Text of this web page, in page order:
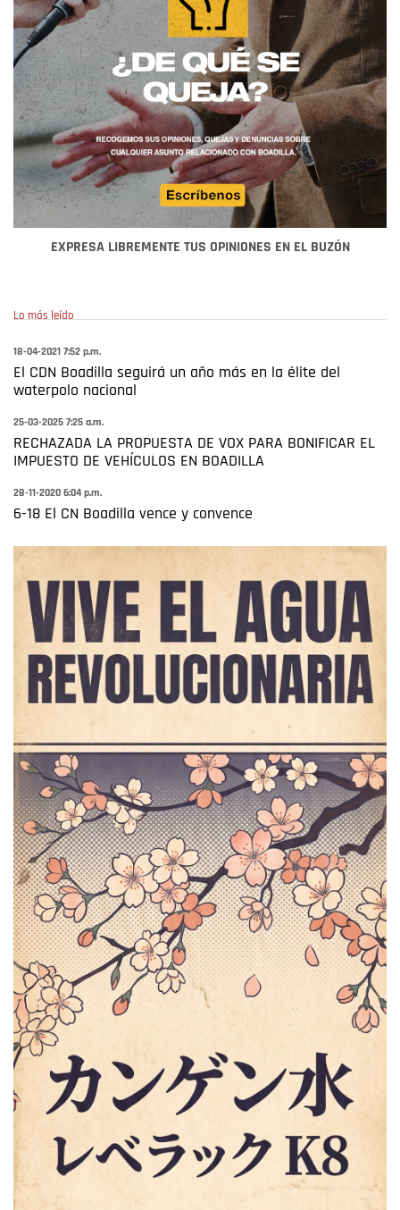
EXPRESA LIBREMENTE TUS OPINIONES EN EL BUZÓN
Lo más leído
18-04-2021 7:52 p.m.
El CDN Boadilla seguirá un año más en la élite del
waterpolo nacional
25-03-2025 7:25 a.m.
RECHAZADA LA PROPUESTA DE VOX PARA BONIFICAR EL
IMPUESTO DE VEHÍCULOS EN BOADILLA
28-11-2020 6:04 p.m.
6-18 El CN Boadilla vence y convence